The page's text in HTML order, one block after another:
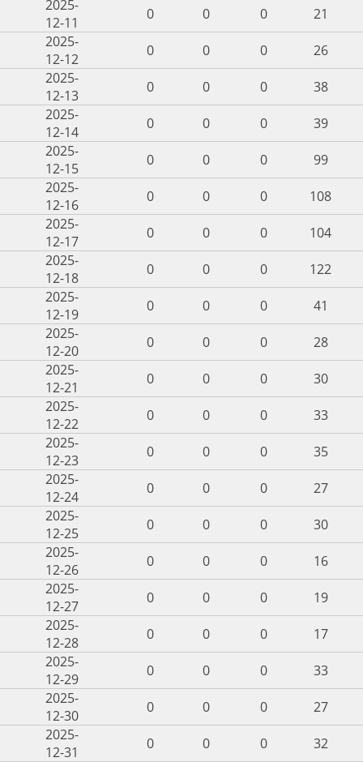
2025-
12-11
0 0 0
21
2025-
12-12
0 0 0
26
2025-
12-13
0 0 0
38
2025-
12-14
0 0 0
39
2025-
12-15
0 0 0
99
2025-
12-16
0 0 0
108
2025-
12-17
0 0 0
104
2025-
12-18
0 0 0
122
2025-
12-19
0 0 0
41
2025-
12-20
0 0 0
28
2025-
12-21
0 0 0
30
2025-
12-22
0 0 0
33
2025-
12-23
0 0 0
35
2025-
12-24
0 0 0
27
2025-
12-25
0 0 0
30
2025-
12-26
0 0 0
16
2025-
12-27
0 0 0
19
2025-
12-28
0 0 0
17
2025-
12-29
0 0 0
33
2025-
12-30
0 0 0
27
2025-
12-31
0 0 0 32